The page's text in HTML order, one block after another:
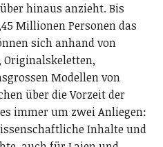
hinaus anzieht. Bis
Millionen Personen das
sich anhand von
Originalskeletten,
Modellen von
über die Vorzeit der
immer um zwei Anliegen:
Inhalte und